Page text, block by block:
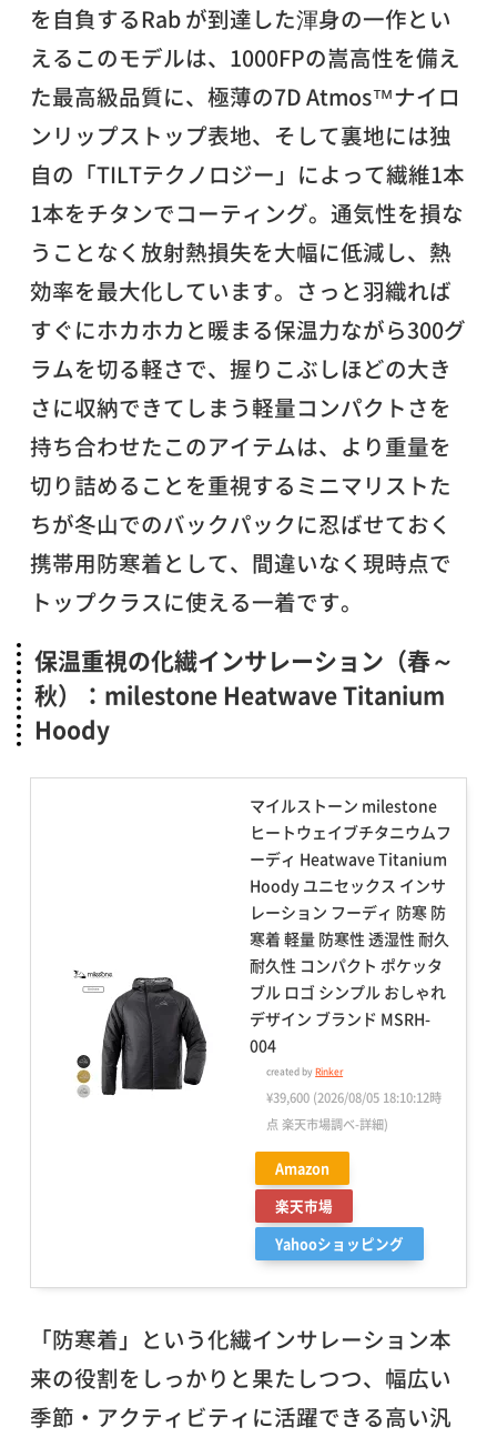
を自負するRab が到達した渾身の一作とい
えるこのモデルは、1000FPの嵩高性を備え
た最高級品質に、極薄の7D Atmos™ナイロ
ンリップストップ表地、そして裏地には独
自の「TILTテクノロジー」によって繊維1本
1本をチタンでコーティング。通気性を損な
うことなく放射熱損失を大幅に低減し、熱
効率を最大化しています。さっと羽織れば
すぐにホカホカと暖まる保温力ながら300グ
ラムを切る軽さで、握りこぶしほどの大き
さに収納できてしまう軽量コンパクトさを
持ち合わせたこのアイテムは、より重量を
切り詰めることを重視するミニマリストた
ちが冬山でのバックパックに忍ばせておく
携帯用防寒着として、間違いなく現時点で
トップクラスに使える一着です。
保温重視の化繊インサレーション（春～
秋）：milestone Heatwave Titanium
Hoody
マイルストーン milestone
ヒートウェイブチタニウムフ
ーディ Heatwave Titanium
Hoody ユニセックス インサ
レーション フーディ 防寒 防
寒着 軽量 防寒性 透湿性 耐久
耐久性 コンパクト ポケッタ
ブル ロゴ シンプル おしゃれ
デザイン ブランド MSRH-
004
created byRinker
¥39,600 (2026/08/05 18:10:12時
点 楽天市場調べ-詳細)
Amazon
楽天市場
Yahooショッピング
「防寒着」という化繊インサレーション本
来の役割をしっかりと果たしつつ、幅広い
季節・アクティビティに活躍できる高い汎